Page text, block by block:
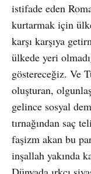
istifade eden
kurtarmak için
karşı karşıya
ülkede yeri
göstereceğiz. Ve
oluşturan,
gelince sosyal
tırnağından saç
faşizm akan bu
inşallah yakında